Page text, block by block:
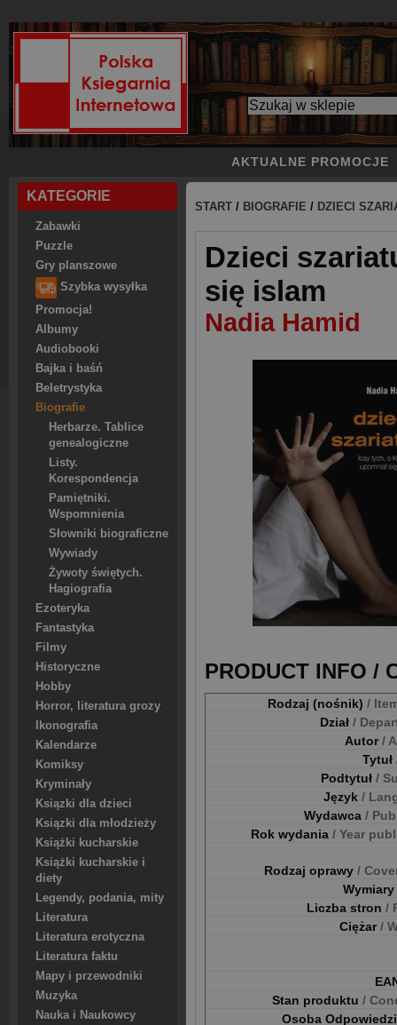
AKTUALNE PROMOCJE
KATEGORIE
Zabawki
Puzzle
Gry planszowe
Szybka wysyłka
Promocja!
Albumy
Audiobooki
Bajka i baśń
Beletrystyka
Biografie
Herbarze. Tablice
genealogiczne
Listy.
Korespondencja
Pamiętniki.
Wspomnienia
Słowniki biograficzne
Wywiady
Żywoty świętych.
Hagiografia
Ezoteryka
Fantastyka
Filmy
Historyczne
Hobby
Horror, literatura grozy
Ikonografia
Kalendarze
Komiksy
Kryminały
Ksiązki dla dzieci
Ksiązki dla młodzieży
Książki kucharskie
Książki kucharskie i
diety
Legendy, podania, mity
Literatura
Literatura erotyczna
Literatura faktu
Mapy i przewodniki
Muzyka
Nauka i Naukowcy
START / BIOGRAFIE / DZIECI
Dzieci
się islam
Nadia Hamid
PRODUCT INFO /
Rodzaj (nośnik) /
Dział /
Autor/
Tytuł
Podtytuł /
Język /
Wydawca /
Rok wydania / Year
Rodzaj oprawy /
Wymiary
Liczba stron /
Ciężar/
Stan produktu /
Osoba